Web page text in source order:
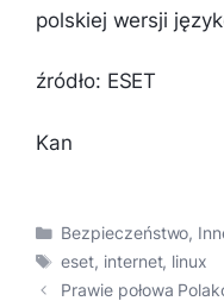
polskiej wersji
źródło: ESET
Kan
Kategorie
Bezpieczeństwo,
Tagi
eset, internet, linux
Prawie połowa